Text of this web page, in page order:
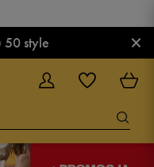
50 style ×